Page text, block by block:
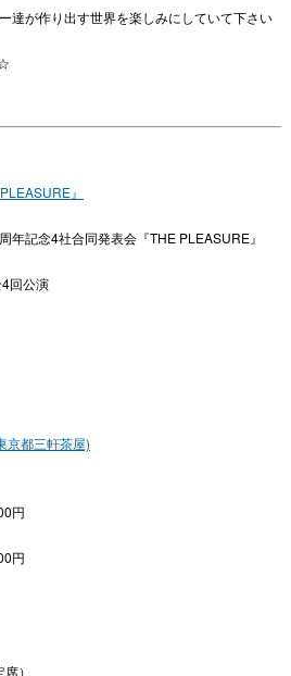
達が作り出す世界を楽しみにしていて下さい
』
年記念4社合同発表会『THE PLEASURE』
回公演
京都三軒茶屋)
円
円
）